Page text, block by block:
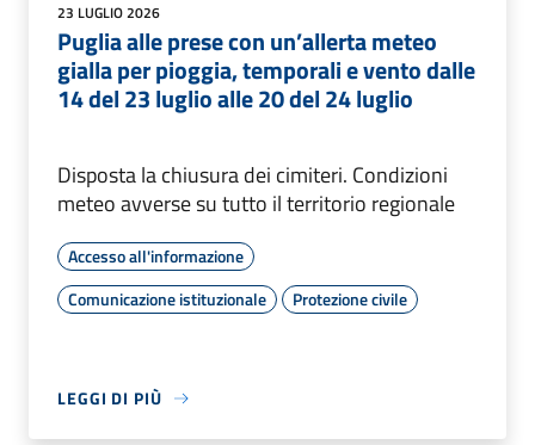
23 LUGLIO 2026
Puglia alle prese con un’allerta meteo
gialla per pioggia, temporali e vento dalle
14 del 23 luglio alle 20 del 24 luglio
Disposta la chiusura dei cimiteri. Condizioni
meteo avverse su tutto il territorio regionale
Accesso all'informazione
Comunicazione istituzionale
Protezione civile
LEGGI DI PIÙ